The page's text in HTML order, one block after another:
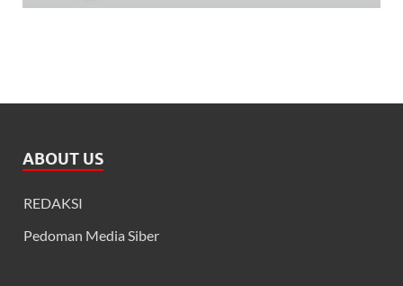
ABOUT US
REDAKSI
Pedoman Media Siber